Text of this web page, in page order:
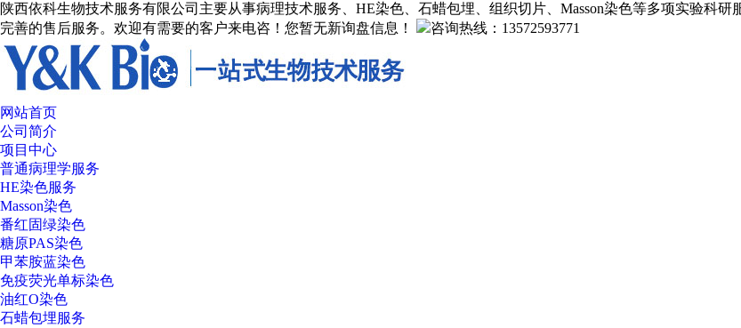
陕西依科生物技术服务有限公司主要从事病理技术服务、HE染色、石蜡包埋、组织切片、Masson染色等多项实验科
完善的售后服务。欢迎有需要的客户来电咨！ 您暂无新询盘信息！ 咨询热线：13572593771
网站首页
公司简介
项目中心
普通病理学服务
HE染色服务
Masson染色
番红固绿染色
糖原PAS染色
甲苯胺蓝染色
免疫荧光单标染色
油红O染色
石蜡包埋服务